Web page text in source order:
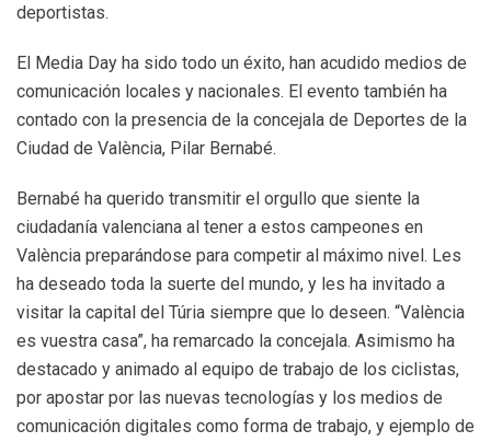
deportistas.
El Media Day ha sido todo un éxito, han acudido medios de
comunicación locales y nacionales. El evento también ha
contado con la presencia de la concejala de Deportes de la
Ciudad de València, Pilar Bernabé.
Bernabé ha querido transmitir el orgullo que siente la
ciudadanía valenciana al tener a estos campeones en
València preparándose para competir al máximo nivel. Les
ha deseado toda la suerte del mundo, y les ha invitado a
visitar la capital del Túria siempre que lo deseen. “València
es vuestra casa”, ha remarcado la concejala. Asimismo ha
destacado y animado al equipo de trabajo de los ciclistas,
por apostar por las nuevas tecnologías y los medios de
comunicación digitales como forma de trabajo, y ejemplo de